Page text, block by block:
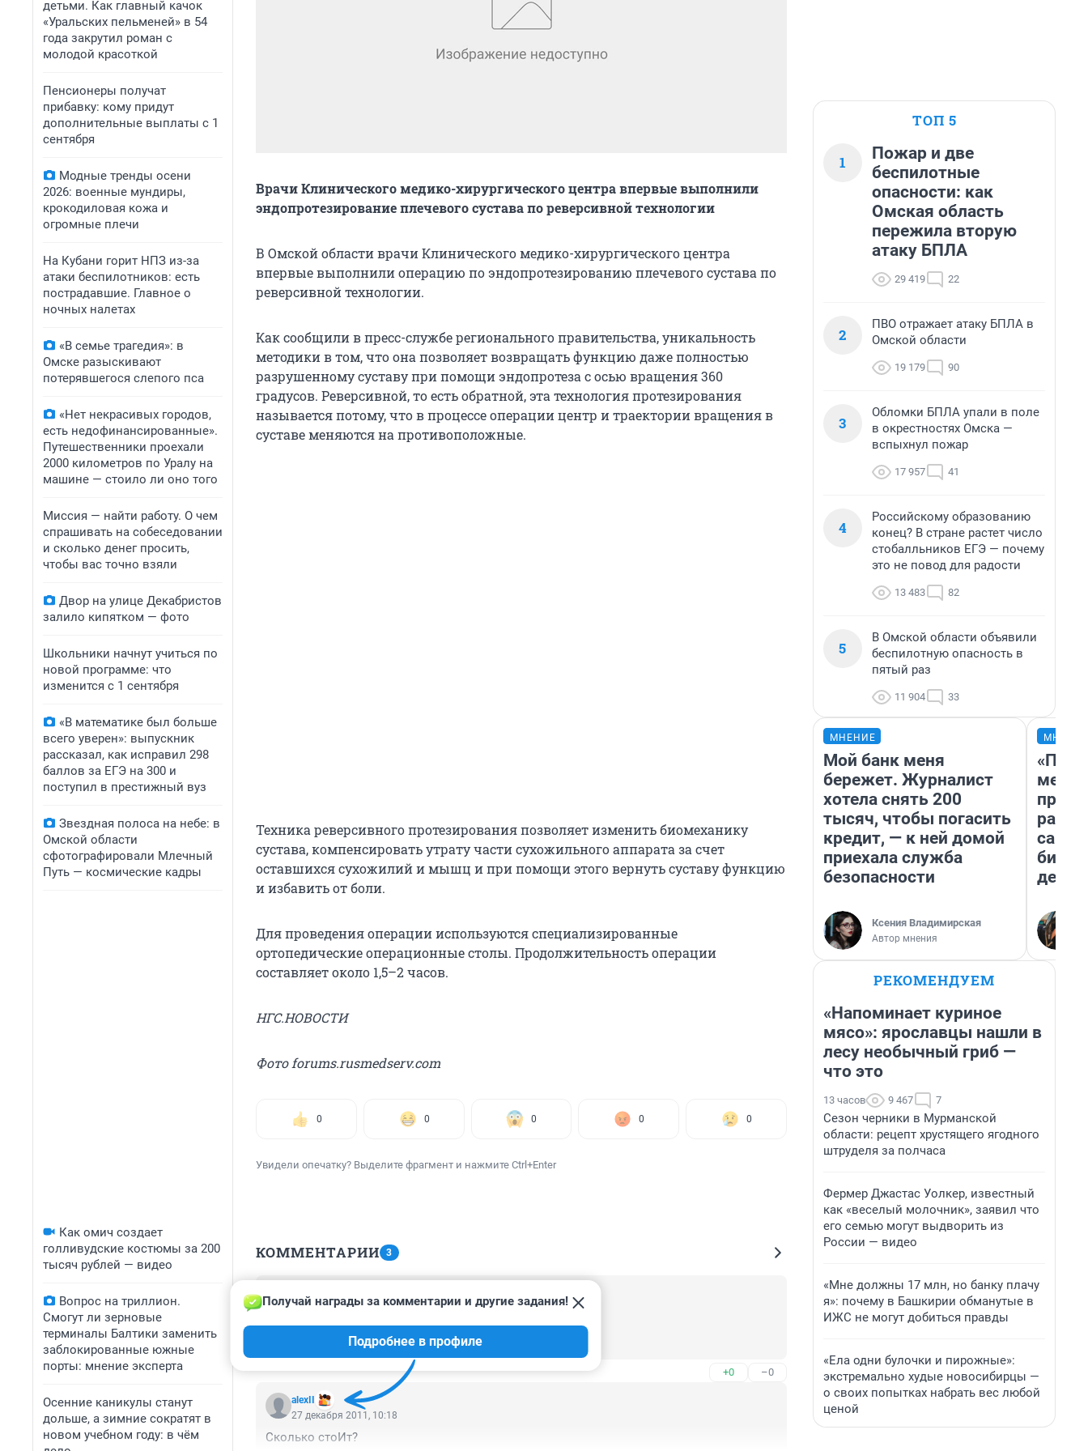
детьми. Как главный качок
«Уральских пельменей» в 54
года закрутил роман с
молодой красоткой
Пенсионеры получат
прибавку: кому придут
дополнительные выплаты с 1
сентября
Модные тренды осени
2026: военные мундиры,
крокодиловая кожа и
огромные плечи
На Кубани горит НПЗ из-за
атаки беспилотников: есть
пострадавшие. Главное о
ночных налетах
«В семье трагедия»: в
Омске разыскивают
потерявшегося слепого пса
«Нет некрасивых городов,
есть недофинансированные».
Путешественники проехали
2000 километров по Уралу на
машине — стоило ли оно того
Миссия — найти работу. О чем
спрашивать на собеседовании
и сколько денег просить,
чтобы вас точно взяли
Двор на улице Декабристов
залило кипятком — фото
Школьники начнут учиться по
новой программе: что
изменится с 1 сентября
«В математике был больше
всего уверен»: выпускник
рассказал, как исправил 298
баллов за ЕГЭ на 300 и
поступил в престижный вуз
Звездная полоса на небе: в
Омской области
сфотографировали Млечный
Путь — космические кадры
Как омич создает
голливудские костюмы за 200
тысяч рублей — видео
Вопрос на триллион.
Смогут ли зерновые
терминалы Балтики заменить
заблокированные южные
порты: мнение эксперта
Осенние каникулы станут
дольше, а зимние сократят в
новом учебном году: в чём
Врачи Клинического медико-хирургического центра впервые выполнили
эндопротезирование плечевого сустава по реверсивной технологии
В Омской области врачи Клинического медико-хирургического центра
впервые выполнили операцию по эндопротезированию плечевого сустава по
реверсивной технологии.
Как сообщили в пресс-службе регионального правительства, уникальность
методики в том, что она позволяет возвращать функцию даже полностью
разрушенному суставу при помощи эндопротеза с осью вращения 360
градусов. Реверсивной, то есть обратной, эта технология протезирования
называется потому, что в процессе операции центр и траектории вращения в
суставе меняются на противоположные.
Техника реверсивного протезирования позволяет изменить биомеханику
сустава, компенсировать утрату части сухожильного аппарата за счет
оставшихся сухожилий и мышц и при помощи этого вернуть суставу функцию
и избавить от боли.
Для проведения операции используются специализированные
ортопедические операционные столы. Продолжительность операции
составляет около 1,5–2 часов.
НГС.НОВОСТИ
Фото forums.rusmedserv.com
0 0 0 0 0
Увидели опечатку? Выделите фрагмент и нажмите Ctrl+Enter
КОММЕНТАРИИ 3
27 декабря 2011, 12:55
Цена?
уж точно не для тех, кто спрашивает о цене...
+0 –0
alexII
Получай награды за комментарии и другие задания!
Подробнее в профиле
27 декабря 2011, 10:18
Сколько стоИт?
ТОП 5
1
Пожар и две
беспилотные
опасности: как
Омская область
пережила вторую
атаку БПЛА
29 419 22
2
ПВО отражает атаку БПЛА в
Омской области
19 179 90
3
Обломки БПЛА упали в поле
в окрестностях Омска —
вспыхнул пожар
17 957 41
4
Российскому образованию
конец? В стране растет число
стобалльников ЕГЭ — почему
это не повод для радости
13 483 82
5
В Омской области объявили
беспилотную опасность в
пятый раз
11 904 33
МНЕНИЕ
Мой банк меня
бережет. Журналист
хотела снять 200
тысяч, чтобы погасить
кредит, — к ней домой
приехала служба
безопасности
Ксения Владимирская
Автор мнения
РЕКОМЕНДУЕМ
«Напоминает куриное
мясо»: ярославцы нашли в
лесу необычный гриб —
что это
13 часов 9 467 7
Сезон черники в Мурманской
области: рецепт хрустящего ягодного
штруделя за полчаса
Фермер Джастас Уолкер, известный
как «веселый молочник», заявил что
его семью могут выдворить из
России — видео
«Мне должны 17 млн, но банку плачу
я»: почему в Башкирии обманутые в
ИЖС не могут добиться правды
«Ела одни булочки и пирожные»:
экстремально худые новосибирцы —
о своих попытках набрать вес любой
ценой